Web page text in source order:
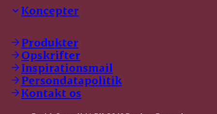
Koncepter
Dyrbar
GØL
Tulip
Friland
Dansk Kødkvæg
STOLT
Dansk Kalv
Produkter
Opskrifter
Inspirationsmail
Persondatapolitik
Kontakt os